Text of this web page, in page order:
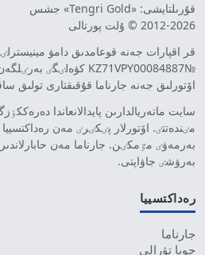
قۇرىلتايشى: «Tengri Gold» جشس
2012-2026 © ۇلت پورتالى
قر اقپارات جەنە قوعامدىق دامۋ
№KZ71VPY00084887 كۋەلٸگٸ بەرٸلگەن.
اۆتورلىق جەنە جارناما قۇقىقتارى تولىق
سايت ماتەريالدارىن پايدالانعاندا
مٸندەتتٸ. اۆتورلار پٸكٸرٸ مەن
بەرمەۋٸ مٷمكٸن. جارناما مەن
بەرۋشٸ جاۋاپتى.
رەداكتسييا
جارناما
جوبا تۋرالى